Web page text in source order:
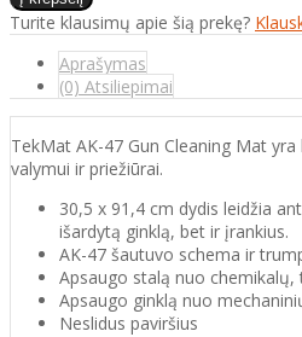
Turite klausimų apie šią prekę?
Aprašymas
(0) Atsiliepimai
TekMat AK-47 Gun Cleaning Mat
valymui ir priežiūrai.
30,5 x 91,4 cm dydis leidžia
išardytą ginklą, bet ir įrankius.
AK-47 šautuvo schema ir
Apsaugo stalą nuo
Apsaugo ginklą nuo
Neslidus paviršius